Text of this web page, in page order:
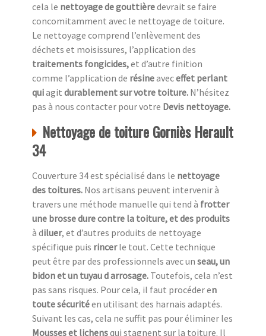
cela le nettoyage de gouttièredevrait se faire
concomitamment avec le nettoyage de toiture.
Le nettoyage comprend l’enlèvement des
déchets et moisissures, l’application des
traitements fongicides,et d’autre finition
comme l’application de résineaveceffet perlant
quiagit durablement sur votre toiture. N’hésitez
pas à nous contacter pour votre Devis nettoyage.
Nettoyage de toiture Gorniès Herault
34
Couverture 34 est spécialisé dans le nettoyage
des toitures. Nos artisans peuvent intervenir à
travers une méthode manuelle qui tend à frotter
une brosse dure contre la toiture, et des produits
à diluer, et d’autres produits de nettoyage
spécifique puis rincerle tout. Cette technique
peut être par des professionnels avec un seau, un
bidon et un tuyau d arrosage. Toutefois, cela n’est
pas sans risques. Pour cela, il faut procéder en
toute sécuritéen utilisant des harnais adaptés.
Suivant les cas, cela ne suffit pas pour éliminer les
Mousses et lichensqui stagnent sur la toiture. Il